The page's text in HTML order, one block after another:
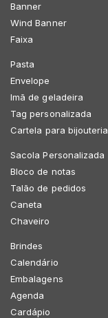
Banner
Wind Banner
Faixa
Pasta
Envelope
Imã de geladeira
Tag personalizada
Cartela para bijouteria
Sacola Personalizada
Bloco de notas
Talão de pedidos
Caneta
Chaveiro
Brindes
Calendário
Embalagens
Agenda
Cardápio